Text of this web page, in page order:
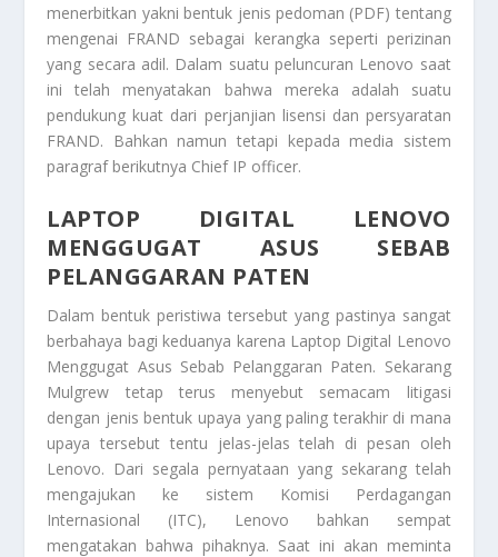
menerbitkan yakni bentuk jenis pedoman (PDF) tentang
mengenai FRAND sebagai kerangka seperti perizinan
yang secara adil. Dalam suatu peluncuran Lenovo saat
ini telah menyatakan bahwa mereka adalah suatu
pendukung kuat dari perjanjian lisensi dan persyaratan
FRAND. Bahkan namun tetapi kepada media sistem
paragraf berikutnya Chief IP officer.
LAPTOP DIGITAL LENOVO
MENGGUGAT ASUS SEBAB
PELANGGARAN PATEN
Dalam bentuk peristiwa tersebut yang pastinya sangat
berbahaya bagi keduanya karena Laptop Digital Lenovo
Menggugat Asus Sebab Pelanggaran Paten. Sekarang
Mulgrew tetap terus menyebut semacam litigasi
dengan jenis bentuk upaya yang paling terakhir di mana
upaya tersebut tentu jelas-jelas telah di pesan oleh
Lenovo. Dari segala pernyataan yang sekarang telah
mengajukan ke sistem Komisi Perdagangan
Internasional (ITC), Lenovo bahkan sempat
mengatakan bahwa pihaknya. Saat ini akan meminta